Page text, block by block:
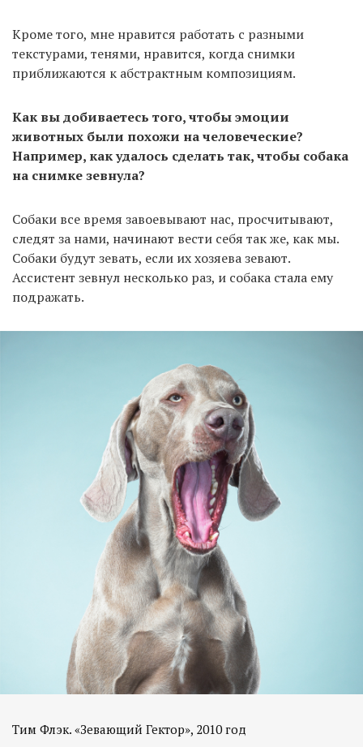
Кроме того, мне нравится работать с разными
текстурами, тенями, нравится, когда снимки
приближаются к абстрактным композициям.
Как вы добиваетесь того, чтобы эмоции
животных были похожи на человеческие?
Например, как удалось сделать так, чтобы собака
на снимке зевнула?
Собаки все время завоевывают нас, просчитывают,
следят за нами, начинают вести себя так же, как мы.
Собаки будут зевать, если их хозяева зевают.
Ассистент зевнул несколько раз, и собака стала ему
подражать.
Тим Флэк. «Зевающий Гектор», 2010 год